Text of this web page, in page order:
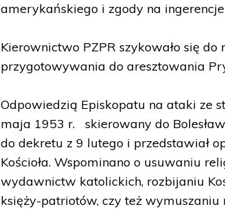
amerykańskiego i zgody na
Kierownictwo PZPR szykowało się do
przygotowywania do aresztowania
Odpowiedzią Episkopatu na ataki ze
maja 1953 r. skierowany do
do dekretu z 9 lutego i przedstawiał
Kościoła. Wspominano o usuwaniu
wydawnictw katolickich, rozbijaniu
księży-patriotów, czy też